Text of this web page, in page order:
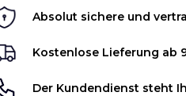
Absolut sichere und
Kostenlose Lieferung ab
Der Kundendienst steht